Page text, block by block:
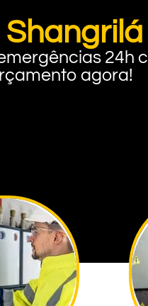
24h
agora!